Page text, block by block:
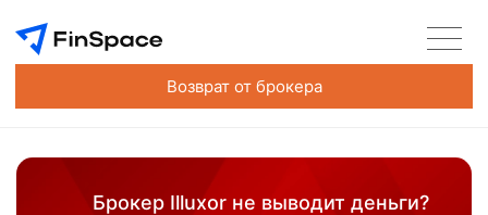
Возврат от брокера
Брокер Illuxor не выводит деньги?